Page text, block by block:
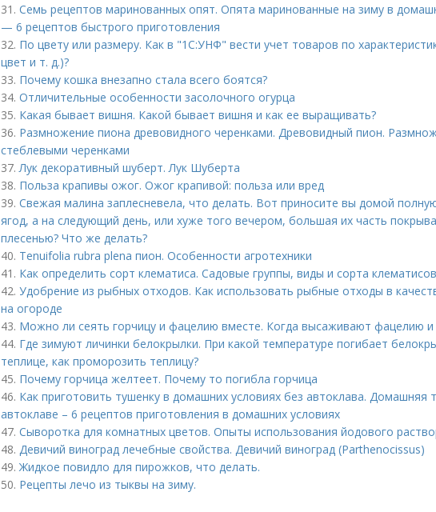
31. Семь рецептов маринованных опят. Опята маринованные на зиму в
— 6 рецептов быстрого приготовления
32. По цвету или размеру. Как в "1С:УНФ" вести учет товаров по
цвет и т. д.)?
33. Почему кошка внезапно стала всего боятся?
34. Отличительные особенности засолочного огурца
35. Какая бывает вишня. Какой бывает вишня и как ее выращивать?
36. Размножение пиона древовидного черенками. Древовидный пион.
стеблевыми черенками
37.Лук декоративный шуберт. Лук Шуберта
38. Польза крапивы ожог. Ожог крапивой: польза или вред
39. Свежая малина заплесневела, что делать. Вот приносите вы домой
ягод, а на следующий день, или хуже того вечером, большая их часть
плесенью? Что же делать?
40. Tenuifolia rubra plena пион. Особенности агротехники
41. Как определить сорт клематиса. Садовые группы, виды и сорта клематисов
42. Удобрение из рыбных отходов. Как использовать рыбные отходы в
на огороде
43. Можно ли сеять горчицу и фацелию вместе. Когда высаживают фацелию и
44. Где зимуют личинки белокрылки. При какой температуре погибает
теплице, как проморозить теплицу?
45. Почему горчица желтеет. Почему то погибла горчица
46. Как приготовить тушенку в домашних условиях без автоклава. Домашняя
автоклаве – 6 рецептов приготовления в домашних условиях
47. Сыворотка для комнатных цветов. Опыты использования йодового
48. Девичий виноград лечебные свойства. Девичий виноград (Parthenocissus)
49.Жидкое повидло для пирожков, что делать.
50. Рецепты лечо из тыквы на зиму.